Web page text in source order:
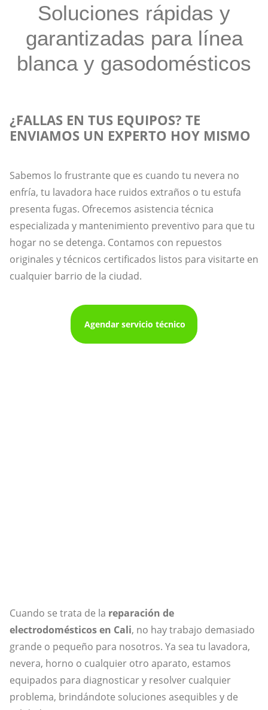
Soluciones rápidas y
garantizadas para línea
blanca y gasodomésticos
¿FALLAS EN TUS EQUIPOS? TE
ENVIAMOS UN EXPERTO HOY MISMO
Sabemos lo frustrante que es cuando tu nevera no
enfría, tu lavadora hace ruidos extraños o tu estufa
presenta fugas. Ofrecemos asistencia técnica
especializada y mantenimiento preventivo para que tu
hogar no se detenga. Contamos con repuestos
originales y técnicos certificados listos para visitarte en
cualquier barrio de la ciudad.
Agendar servicio técnico
Cuando se trata de la reparación de
electrodomésticos en Cali, no hay trabajo demasiado
grande o pequeño para nosotros. Ya sea tu lavadora,
nevera, horno o cualquier otro aparato, estamos
equipados para diagnosticar y resolver cualquier
problema, brindándote soluciones asequibles y de